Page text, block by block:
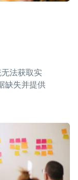
法获取实
缺失并提供